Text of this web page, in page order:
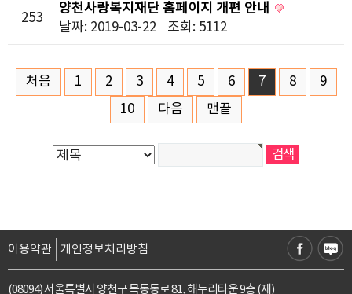
253
양천사랑복지재단 홈페이지 개편 안내
날짜: 2019-03-22
조회: 5112
처음 1 2 3 4 5 6 7 8
9
10
다음 맨끝
이용약관 개인정보처리방침
(08094) 서울특별시 양천구 목동동로 81, 해누리타운 9층 (재)